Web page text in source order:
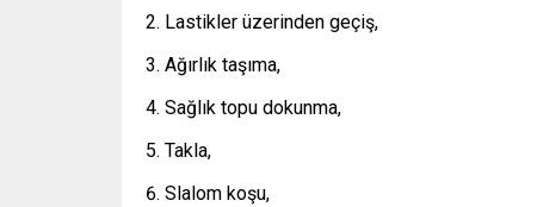
Lastikler üzerinden geçiş,
Ağırlık taşıma,
Sağlık topu dokunma,
Takla,
Slalom koşu,